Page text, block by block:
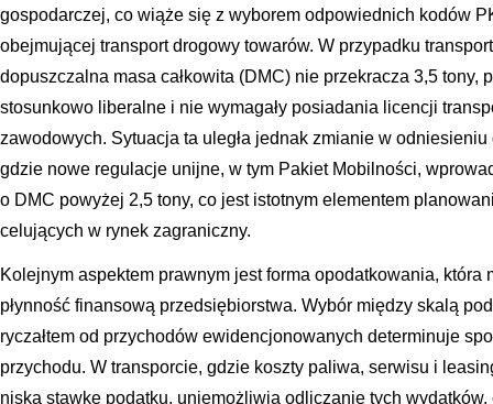
gospodarczej, co wiąże się z wyborem odpowiednich kodów
obejmującej transport drogowy towarów. W przypadku
dopuszczalna masa całkowita (DMC) nie przekracza 3,5 tony,
stosunkowo liberalne i nie wymagały posiadania licencji
zawodowych. Sytuacja ta uległa jednak zmianie w
gdzie nowe regulacje unijne, w tym Pakiet Mobilności,
o DMC powyżej 2,5 tony, co jest istotnym elementem
celujących w rynek zagraniczny.
Kolejnym aspektem prawnym jest forma opodatkowania, która
płynność finansową przedsiębiorstwa. Wybór między skalą
ryczałtem od przychodów ewidencjonowanych determinuje
przychodu. W transporcie, gdzie koszty paliwa, serwisu i
niską stawkę podatku, uniemożliwia odliczanie tych